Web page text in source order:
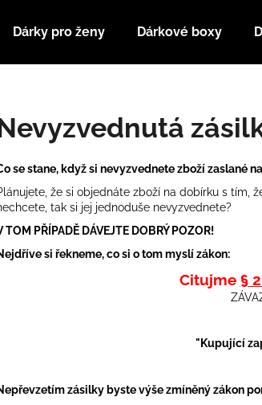
Dárky pro ženy Dárkové boxy
se stane, když si nevyzvednete zboží zaslané
že si objednáte zboží na dobírku s tím,
tak si jej jednoduše nevyzvednete?
TOM PŘÍPADĚ DÁVEJTE DOBRÝ POZOR!
si řekneme, co si o tom myslí zákon:
Citujme §
"Kupující
zásilky byste výše zmíněný zákon
Doporučujeme